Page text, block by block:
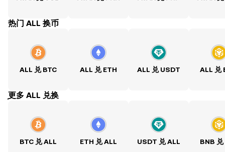
热门 ALL 换币
ALL 兑 BTC ALL 兑 ETH ALL 兑 USDT ALL 兑
ִִִִִִִִִִִִִִִִִִִִִִִִִִִִִִִִִִִִִִִִִִִִִִִִ更多 ALL 兑换
BTC 兑 ALL ETH 兑 ALL USDT 兑 ALL BNB